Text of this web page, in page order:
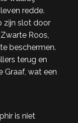
redde.
zijn slot door
Roos,
beschermen.
terug en
Graaf, wat een
is niet